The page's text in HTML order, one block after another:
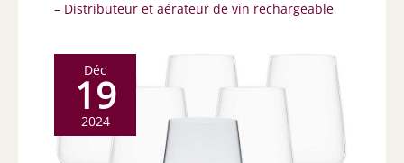
– Distributeur et aérateur de vin rechargeable
Déc
19
2024